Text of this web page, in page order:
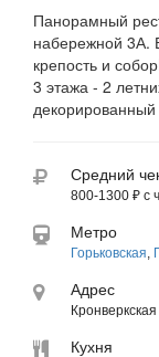
Панорамный
набережной 3А.
крепость и
3 этажа - 2
Средний
800-1300 ₽ с
Метро
Горьковская,
Адрес
Кухня